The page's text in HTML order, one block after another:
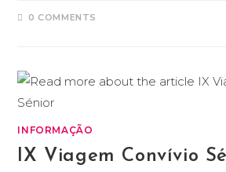
0 COMMENTS
INFORMAÇÃO
IX Viagem Convívio